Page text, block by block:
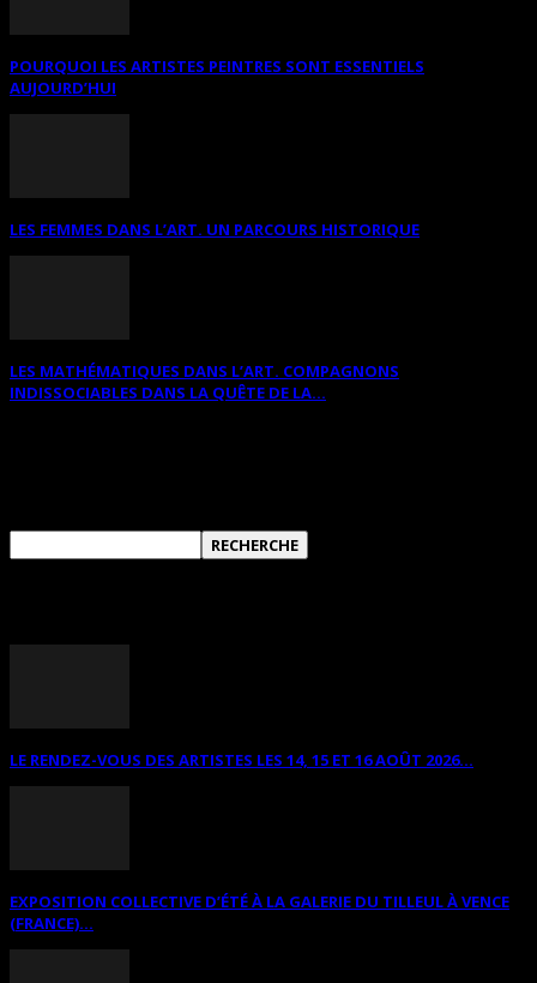
POURQUOI LES ARTISTES PEINTRES SONT ESSENTIELS
AUJOURD’HUI
LES FEMMES DANS L’ART. UN PARCOURS HISTORIQUE
LES MATHÉMATIQUES DANS L’ART. COMPAGNONS
INDISSOCIABLES DANS LA QUÊTE DE LA...
LE RENDEZ-VOUS DES ARTISTES LES 14, 15 ET 16 AOÛT 2026...
EXPOSITION COLLECTIVE D’ÉTÉ À LA GALERIE DU TILLEUL À VENCE
(FRANCE)...